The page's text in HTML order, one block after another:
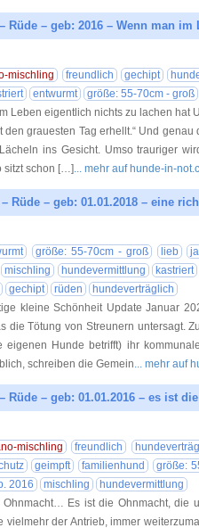
Rüde – geb: 2016 – Wenn man
mischling freundlich gechipt
entwurmt
größe: 55-70cm - groß
Leben eigentlich nichts zu lachen hat
den grauesten Tag erhellt.“ Und
ins Gesicht. Umso trauriger
sitzt schon […]... mehr auf hunde-in-
Rüde – geb: 01.01.2018 – eine
größe: 55-70cm - groß lieb
mischling hundevermittlung
kastriert
gechipt rüden
hundeverträglich
kleine Schönheit Update Januar
die Tötung von Streunern untersagt.
eigenen Hunde betrifft) ihr
schreiben die Gemein... mehr auf
Rüde – geb: 01.01.2016 – es ist
mischling freundlich
geimpft familienhund
größe:
2016 mischling
hundevermittlung
Es ist die Ohnmacht, die
vielmehr der Antrieb, immer